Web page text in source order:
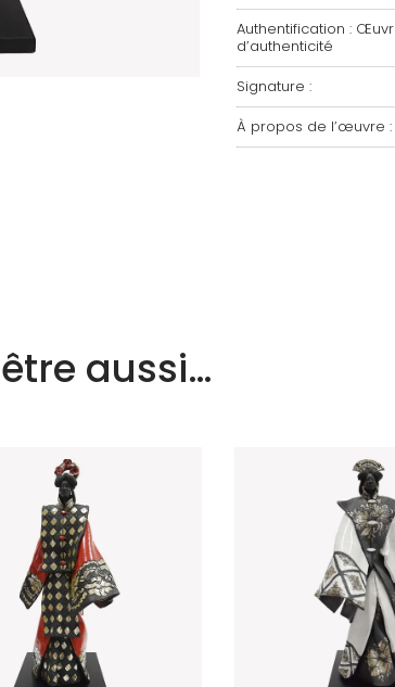
Authentification :
d’authenticité
Signature :
À propos de l’œuvre :
aussi…